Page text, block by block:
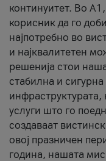
континуитет. Во
корисник да го
најпотребно во
и најквалитетен
решенија стои
стабилна и
инфраструктурата,
услуги што го
создаваат
овој празничен
година, нашата